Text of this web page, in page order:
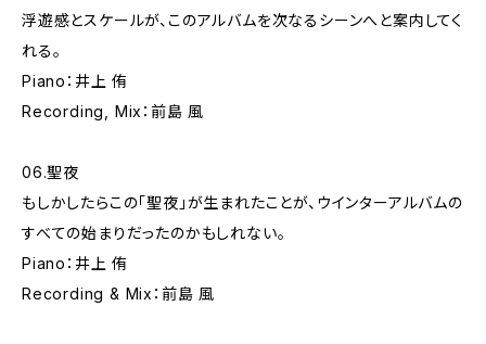
浮遊感とスケールが、このアルバムを次なるシーンへと案内してく
れる。
Piano：井上 侑
Recording, Mix：前島 風
06.聖夜
もしかしたらこの「聖夜」が生まれたことが、ウインターアルバムの
すべての始まりだったのかもしれない。
Piano：井上 侑
Recording & Mix：前島 風